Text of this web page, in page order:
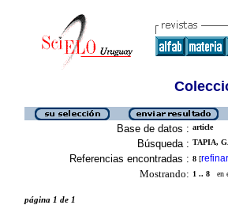
Base de datos : article
Búsqueda : TAPIA,
Referencias encontradas : 8 [refinar
Mostrando: 1 .. 8 en
página 1 de 1